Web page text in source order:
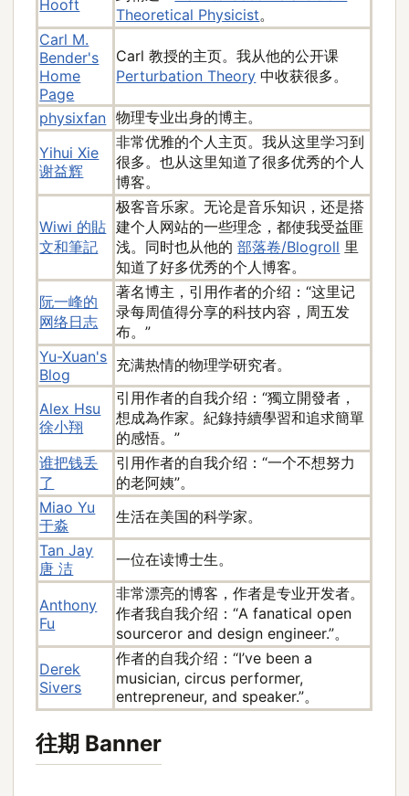
Hooft
Theoretical Physicist。
Carl M.
Bender's
Home
Page
Carl 教授的主页。我从他的公开课
Perturbation Theory 中收获很多。
physixfan 物理专业出身的博主。
Yihui Xie
谢益辉
非常优雅的个人主页。我从这里学习到
很多。也从这里知道了很多优秀的个人
博客。
Wiwi 的貼
文和筆記
极客音乐家。无论是音乐知识，还是搭
建个人网站的一些理念，都使我受益匪
浅。同时也从他的部落卷/Blogroll 里
知道了好多优秀的个人博客。
阮一峰的
网络日志
著名博主，引用作者的介绍：“这里记
录每周值得分享的科技内容，周五发
布。”
Yu-Xuan's
Blog
充满热情的物理学研究者。
Alex Hsu
徐小翔
引用作者的自我介绍：“獨立開發者，
想成為作家。紀錄持續學習和追求簡單
的感悟。”
谁把钱丢
了
引用作者的自我介绍：“一个不想努力
的老阿姨”。
Miao Yu
于淼
生活在美国的科学家。
Tan Jay
唐 洁
一位在读博士生。
Anthony
Fu
非常漂亮的博客，作者是专业开发者。
作者我自我介绍：“A fanatical open
sourceror and design engineer.”。
Derek
Sivers
作者的自我介绍：“I’ve been a
musician, circus performer,
entrepreneur, and speaker.”。
往期 Banner